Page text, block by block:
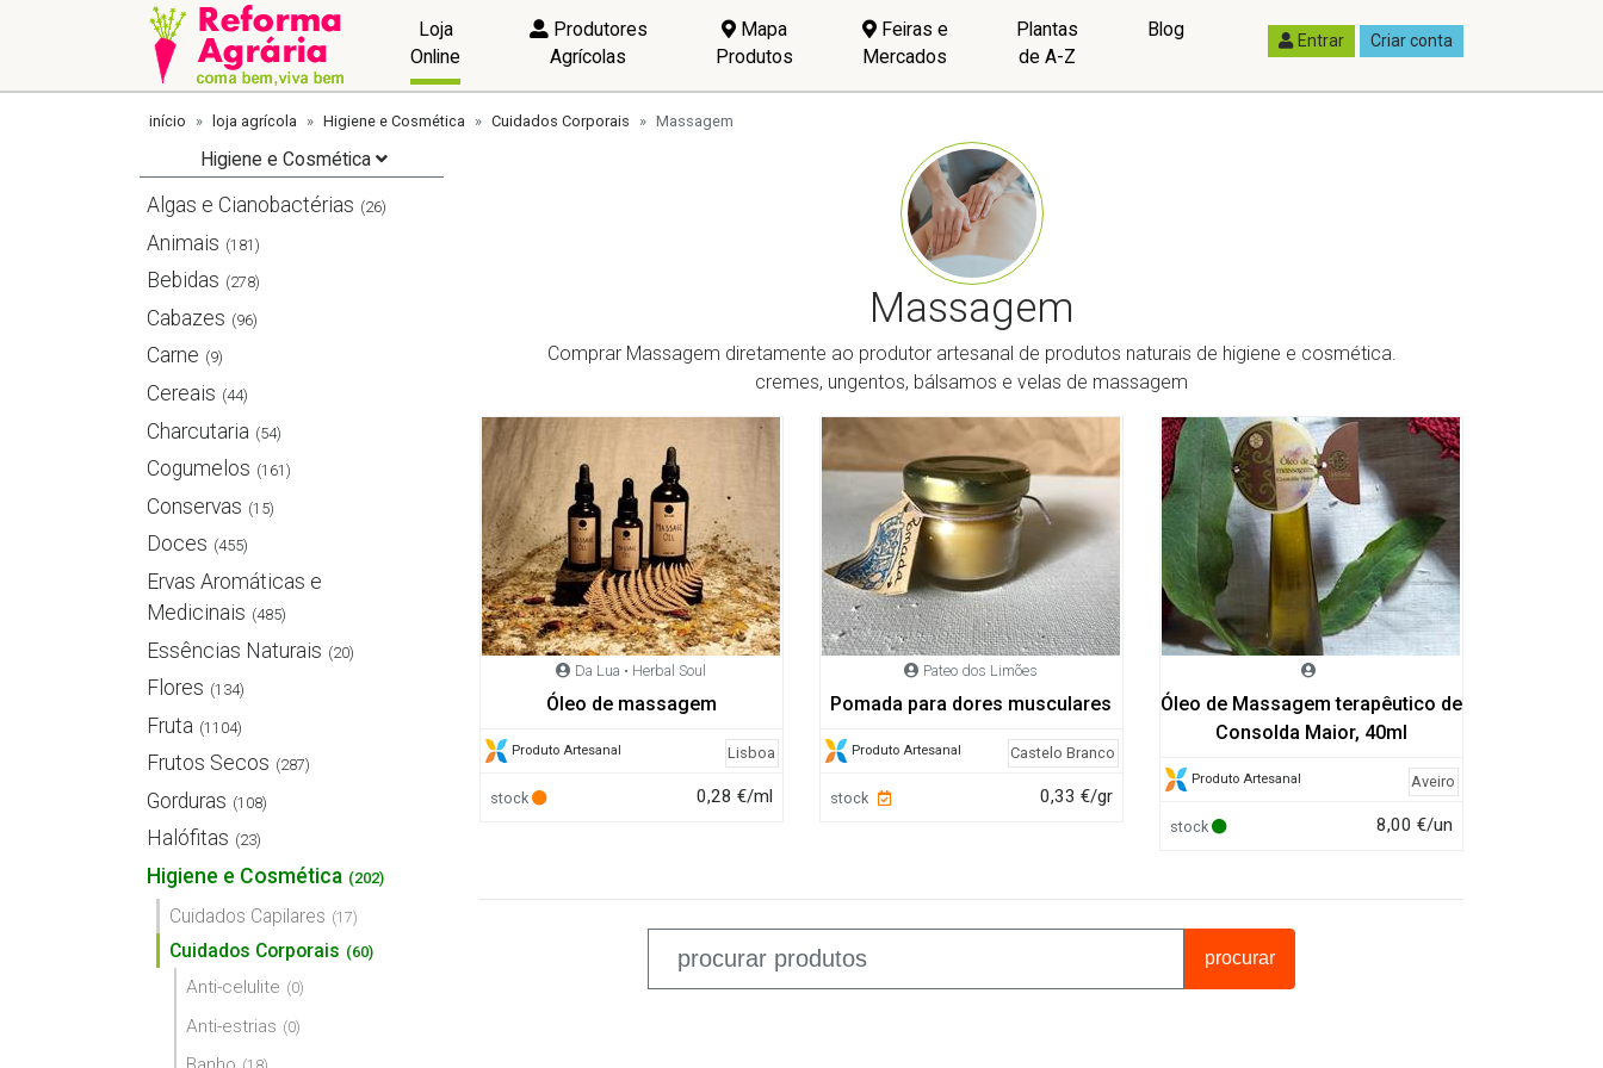
Loja
Online
Produtores
Agrícolas
Mapa
Produtos
Feiras e
Mercados
Plantas
de A-Z
Blog Entrar Criar conta
início loja agrícola Higiene e Cosmética Cuidados Corporais Massagem
Higiene e Cosmética
Algas e Cianobactérias (26)
Animais (181)
Bebidas (278)
Cabazes (96)
Carne (9)
Cereais (44)
Charcutaria (54)
Cogumelos (161)
Conservas (15)
Doces (455)
Ervas Aromáticas e
Medicinais (485)
Essências Naturais (20)
Flores (134)
Fruta (1104)
Frutos Secos (287)
Gorduras (108)
Halófitas (23)
Higiene e Cosmética (202)
Cuidados Capilares (17)
Cuidados Corporais (60)
Anti-celulite (0)
Anti-estrias (0)
Massagem
Comprar Massagem diretamente ao produtor artesanal de produtos naturais de higiene e cosmética.
cremes, ungentos, bálsamos e velas de massagem
Da Lua • Herbal Soul
Óleo de massagem
Produto Artesanal Lisboa
stock 0,28 €/ml
Pateo dos Limões
Pomada para dores musculares
Produto Artesanal Castelo Branco
stock 0,33 €/gr
Óleo de Massagem terapêutico de
Consolda Maior, 40ml
Produto Artesanal Aveiro
stock 8,00 €/un
procurar